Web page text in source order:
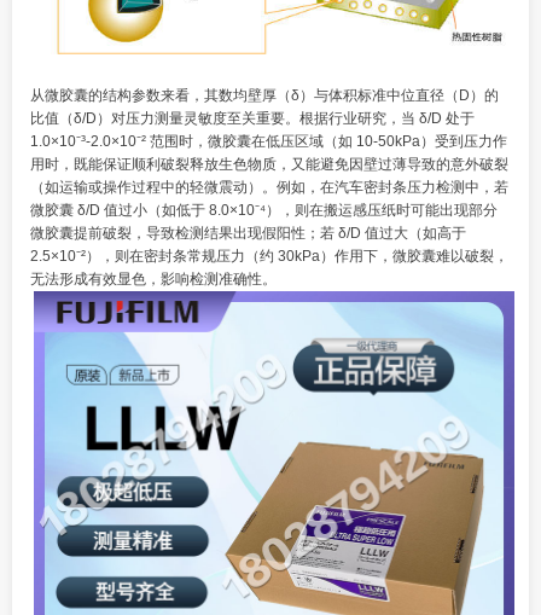
从微胶囊的结构参数来看，其数均壁厚（δ）与体积标准中位直径（D）的
比值（δ/D）对压力测量灵敏度至关重要。根据行业研究，当 δ/D 处于
1.0×10⁻³-2.0×10⁻² 范围时，微胶囊在低压区域（如 10-50kPa）受到压力作
用时，既能保证顺利破裂释放生色物质，又能避免因壁过薄导致的意外破裂
（如运输或操作过程中的轻微震动）。例如，在汽车密封条压力检测中，若
微胶囊 δ/D 值过小（如低于 8.0×10⁻⁴），则在搬运感压纸时可能出现部分
微胶囊提前破裂，导致检测结果出现假阳性；若 δ/D 值过大（如高于
2.5×10⁻²），则在密封条常规压力（约 30kPa）作用下，微胶囊难以破裂，
无法形成有效显色，影响检测准确性。